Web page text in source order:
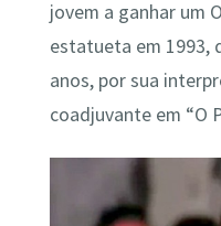
jovem a ganhar um
estatueta em 1993,
anos, por sua
coadjuvante em “O